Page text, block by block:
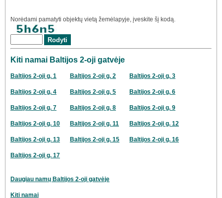
Norėdami pamatyti objektų vietą žemėlapyje, įveskite šį kodą.
Kiti namai Baltijos 2-oji gatvėje
Baltijos 2-oji g. 1 Baltijos 2-oji g. 2 Baltijos 2-oji g. 3
Baltijos 2-oji g. 4 Baltijos 2-oji g. 5 Baltijos 2-oji g. 6
Baltijos 2-oji g. 7 Baltijos 2-oji g. 8 Baltijos 2-oji g. 9
Baltijos 2-oji g. 10 Baltijos 2-oji g. 11 Baltijos 2-oji g. 12
Baltijos 2-oji g. 13 Baltijos 2-oji g. 15 Baltijos 2-oji g. 16
Baltijos 2-oji g. 17
Daugiau namų Baltijos 2-oji gatvėje
Kiti namai